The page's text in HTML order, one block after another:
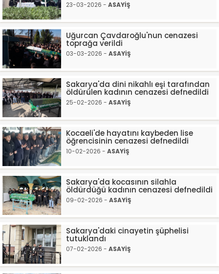
23-03-2026 - ASAYİŞ
Uğurcan Çavdaroğlu'nun cenazesi
toprağa verildi
03-03-2026 - ASAYİŞ
Sakarya'da dini nikahlı eşi tarafından
öldürülen kadının cenazesi defnedildi
25-02-2026 - ASAYİŞ
Kocaeli'de hayatını kaybeden lise
öğrencisinin cenazesi defnedildi
10-02-2026 - ASAYİŞ
Sakarya'da kocasının silahla
öldürdüğü kadının cenazesi defnedildi
09-02-2026 - ASAYİŞ
Sakarya'daki cinayetin şüphelisi
tutuklandı
07-02-2026 - ASAYİŞ